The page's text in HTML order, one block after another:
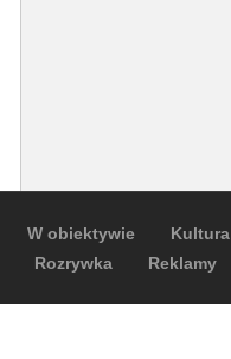
W obiektywie Kultura
Rozrywka Reklamy